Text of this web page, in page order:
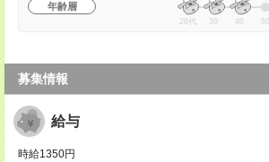
年齢層
20代 30 40 50
募集情報
給与
時給1350円